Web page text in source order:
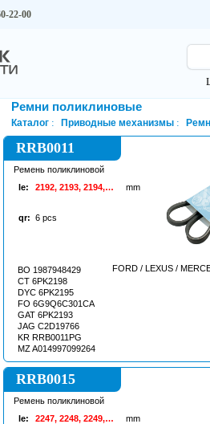
22-00
Ремни поликлиновые
Каталог Приводные механизмы
RRB0011
Ремень поликлиновой
le:
2192, 2193, 2194,
mm
qr: 6 pcs
BO 1987948429
CT 6PK2198
DYC 6PK2195
FO 6G9Q6C301CA
GAT 6PK2193
JAG C2D19766
KR RRB0011PG
MZ A014997099264
RRB0015
Ремень поликлиновой
le:
2247, 2248, 2249,
mm